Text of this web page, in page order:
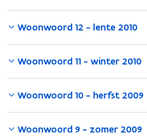
Woonwoord 12 - lente 2010
Woonwoord 11 - winter 2010
Woonwoord 10 - herfst 2009
Woonwoord 9 - zomer 2009